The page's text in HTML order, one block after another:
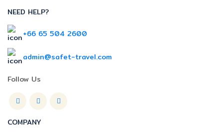
NEED HELP?
+66 65 504 2600
admin@safet-travel.com
Follow Us
COMPANY